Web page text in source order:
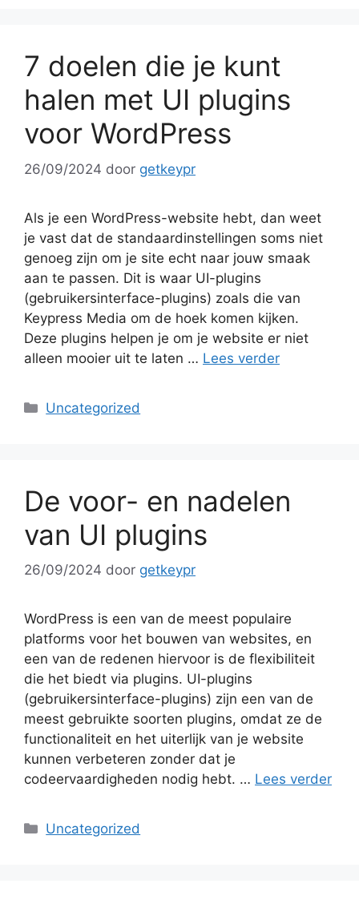
7 doelen die je kunt
halen met UI plugins
voor WordPress
26/09/2024 door getkeypr
Als je een WordPress-website hebt, dan weet
je vast dat de standaardinstellingen soms niet
genoeg zijn om je site echt naar jouw smaak
aan te passen. Dit is waar UI-plugins
(gebruikersinterface-plugins) zoals die van
Keypress Media om de hoek komen kijken.
Deze plugins helpen je om je website er niet
alleen mooier uit te laten … Lees verder
Categorieën
Uncategorized
De voor- en nadelen
van UI plugins
26/09/2024 door getkeypr
WordPress is een van de meest populaire
platforms voor het bouwen van websites, en
een van de redenen hiervoor is de flexibiliteit
die het biedt via plugins. UI-plugins
(gebruikersinterface-plugins) zijn een van de
meest gebruikte soorten plugins, omdat ze de
functionaliteit en het uiterlijk van je website
kunnen verbeteren zonder dat je
codeervaardigheden nodig hebt. … Lees verder
Categorieën
Uncategorized